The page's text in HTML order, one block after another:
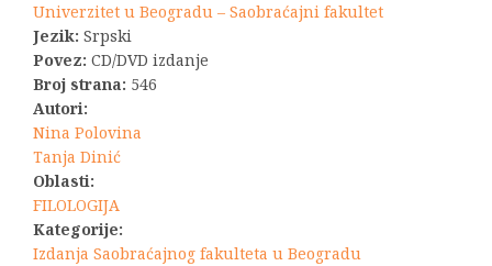
Univerzitet u Beogradu – Saobraćajni fakultet
Jezik: Srpski
Povez: CD/DVD izdanje
Broj strana: 546
Autori:
Nina Polovina
Tanja Dinić
Oblasti:
FILOLOGIJA
Kategorije:
Izdanja Saobraćajnog fakulteta u Beogradu